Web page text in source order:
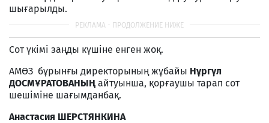
шығарылды.
Сот үкімі заңды күшіне енген жоқ.
АМӨЗ бұрынғы директорының жұбайы Нұргүл
ДОСМҰРАТОВАНЫҢ айтуынша, қорғаушы тарап сот
шешіміне шағымданбақ.
Анастасия ШЕРСТЯНКИНА